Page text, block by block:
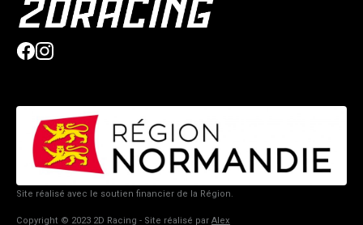
Site réalisé avec le soutien financier de la Région.
Copyright © 2023 2D Racing - Site réalisé par Alex